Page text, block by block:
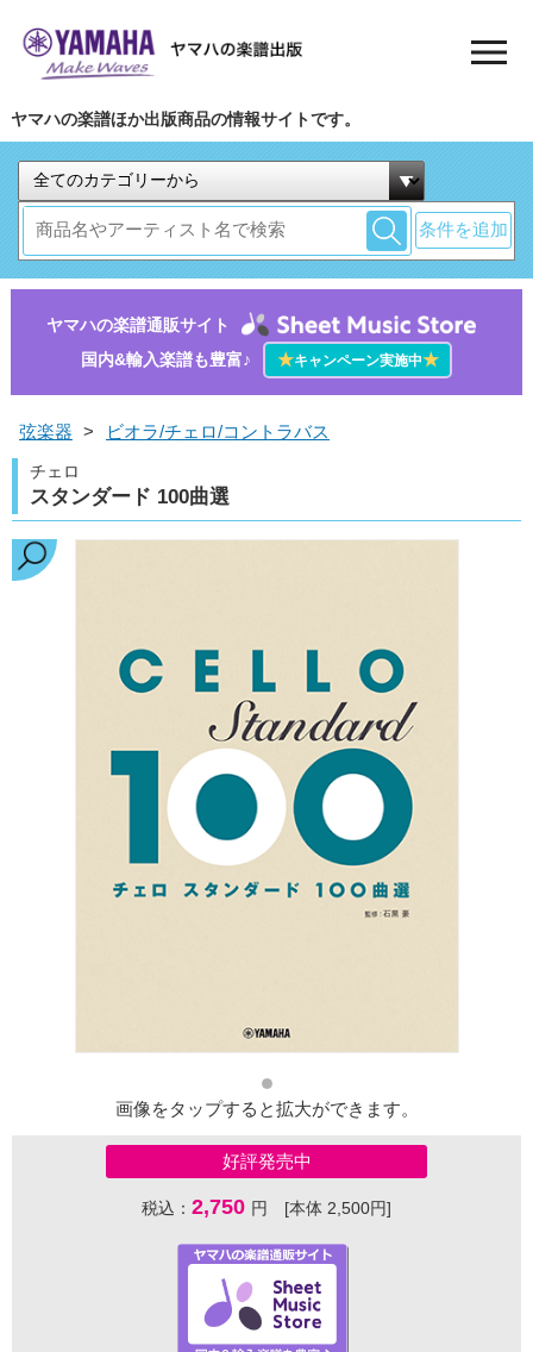
ヤマハの楽譜ほか出版商品の情報サイトです。
条件を追加
ヤマハの楽譜通販サイト
国内&輸入楽譜も豊富♪
★キャンペーン実施中★
弦楽器 > ビオラ/チェロ/コントラバス
チェロ
スタンダード 100曲選
画像をタップすると拡大ができます。
好評発売中
税込： 2,750 円 [本体 2,500円]